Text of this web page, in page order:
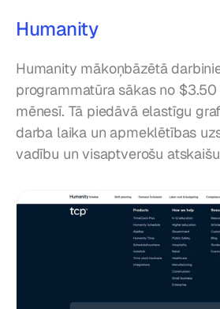
Humanity
Humanity mākoņbāzētā
programmatūra sākas no
mēnesī. Tā piedāvā elastīgu
darba laika un apmeklētības
vadību un visaptverošu